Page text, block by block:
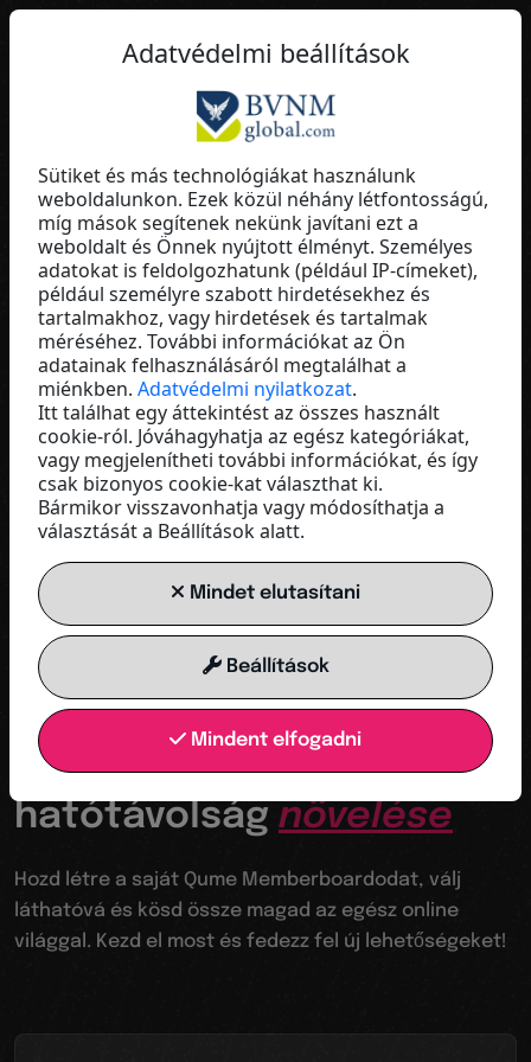
Jürgen Jehlicka
Fúmée Perfume & Cosmetics
Austria
MOST INDULJON
Az ugródeszkád a digitális világba
Láthatóvá válik a
hatótávolság növelése
Hozd létre a saját Qume Memberboardodat, válj
láthatóvá és kösd össze magad az egész online
világgal. Kezd el most és fedezz fel új lehetőségeket!
Adatvédelmi beállítások
Sütiket és más technológiákat használunk
weboldalunkon. Ezek közül néhány létfontosságú,
míg mások segítenek nekünk javítani ezt a
weboldalt és Önnek nyújtott élményt. Személyes
adatokat is feldolgozhatunk (például IP-címeket),
például személyre szabott hirdetésekhez és
tartalmakhoz, vagy hirdetések és tartalmak
méréséhez. További információkat az Ön
adatainak felhasználásáról megtalálhat a
miénkben. Adatvédelmi nyilatkozat.
Itt találhat egy áttekintést az összes használt
cookie-ról. Jóváhagyhatja az egész kategóriákat,
vagy megjelenítheti további információkat, és így
csak bizonyos cookie-kat választhat ki.
Bármikor visszavonhatja vagy módosíthatja a
választását a Beállítások alatt.
Mindet elutasítani
Beállítások
Mindent elfogadni